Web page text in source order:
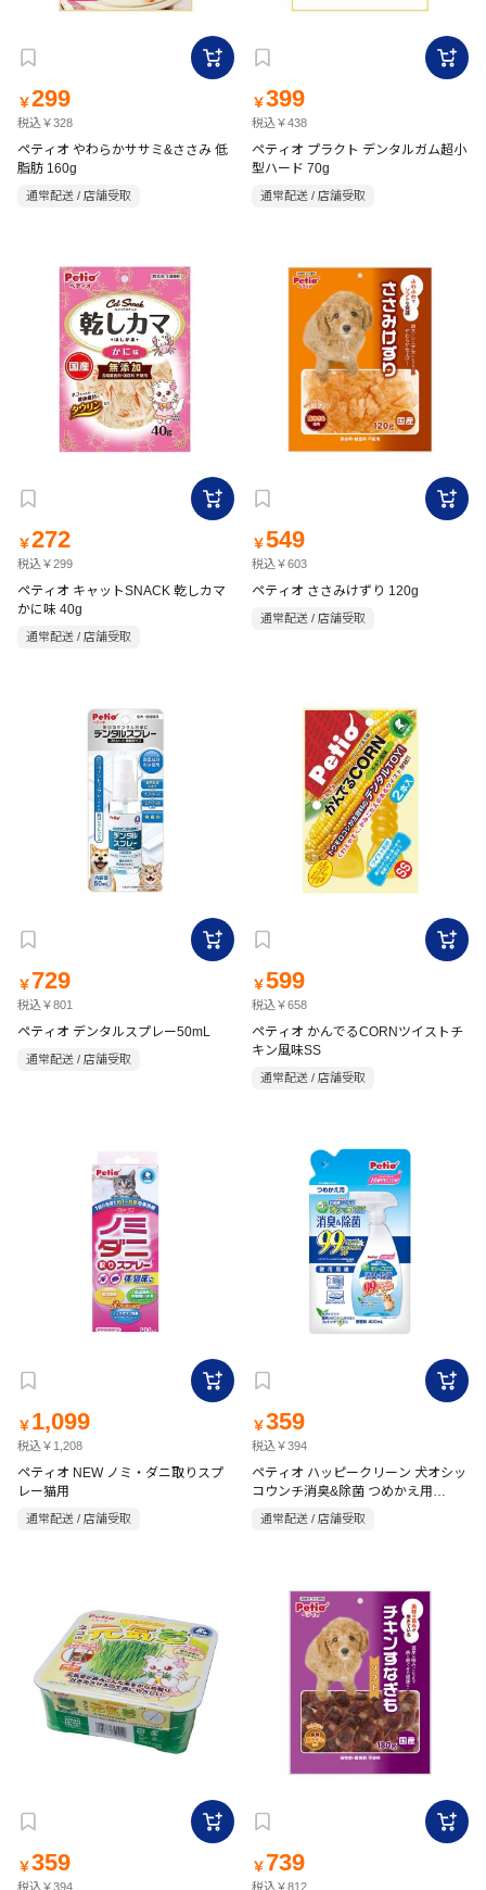
￥299
税込￥328
ペティオ やわらかササミ&ささみ 低
脂肪 160g
通常配送 / 店舗受取
￥399
税込￥438
ペティオ プラクト デンタルガム超小
型ハード 70g
通常配送 / 店舗受取
￥272
税込￥299
ペティオ キャットSNACK 乾しカマ
かに味 40g
通常配送 / 店舗受取
￥549
税込￥603
ペティオ ささみけずり 120g
通常配送 / 店舗受取
￥ 729
税込￥801
ペティオ デンタルスプレー50mL
通常配送 / 店舗受取
￥599
税込￥658
ペティオ かんでるCORNツイストチ
キン風味SS
通常配送 / 店舗受取
￥ 1,099
税込￥1,208
ペティオ NEW ノミ・ダニ取りスプ
レー猫用
通常配送 / 店舗受取
￥359
税込￥394
ペティオ ハッピークリーン 犬オシッ
コウンチ消臭&除菌 つめかえ用
通常配送 / 店舗受取
￥359
税込￥394
￥ 739
税込￥812